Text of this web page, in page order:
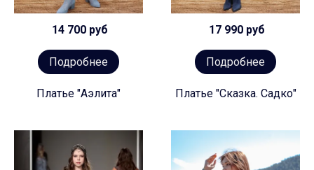
14 700 руб
Подробнее
Платье "Аэлита"
17 990 руб
Подробнее
Платье "Сказка. Садко"